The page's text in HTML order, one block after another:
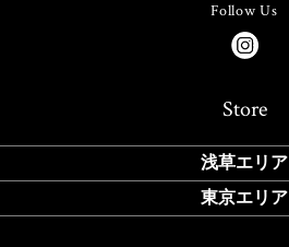
Follow Us
Store
浅草エリア
東京エリア